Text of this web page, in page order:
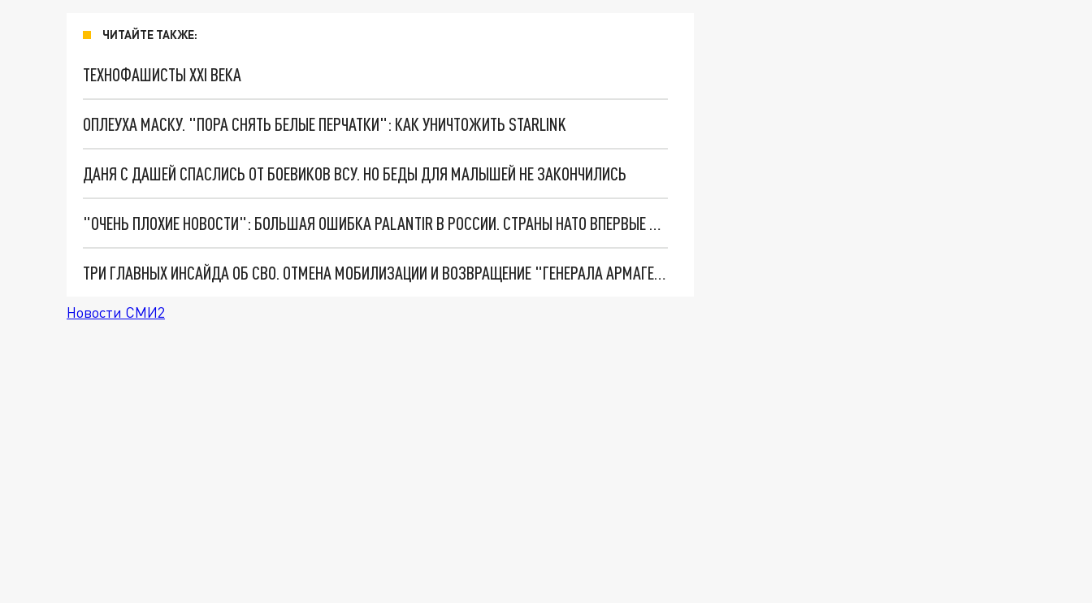
ЧИТАЙТЕ ТАКЖЕ:
ТЕХНОФАШИСТЫ XXI ВЕКА
ОПЛЕУХА МАСКУ. "ПОРА СНЯТЬ БЕЛЫЕ ПЕРЧАТКИ": КАК УНИЧТОЖИТЬ STARLINK
ДАНЯ С ДАШЕЙ СПАСЛИСЬ ОТ БОЕВИКОВ ВСУ. НО БЕДЫ ДЛЯ МАЛЫШЕЙ НЕ ЗАКОНЧИЛИСЬ
"ОЧЕНЬ ПЛОХИЕ НОВОСТИ": БОЛЬШАЯ ОШИБКА PALANTIR В РОССИИ. СТРАНЫ НАТО ВПЕРВЫЕ ЗА СВО ОСТАНОВИЛИ ПОСТАВКИ ОРУЖИЯ. ВСУ ТЕРЯЮТ ПРИГРАНИЧЬЕ?
ТРИ ГЛАВНЫХ ИНСАЙДА ОБ СВО. ОТМЕНА МОБИЛИЗАЦИИ И ВОЗВРАЩЕНИЕ "ГЕНЕРАЛА АРМАГЕДДОНА"? ОТЛИЧНЫЕ НОВОСТИ, КОТОРЫЕ ЖДАЛИ ВСЕ
Новости СМИ2